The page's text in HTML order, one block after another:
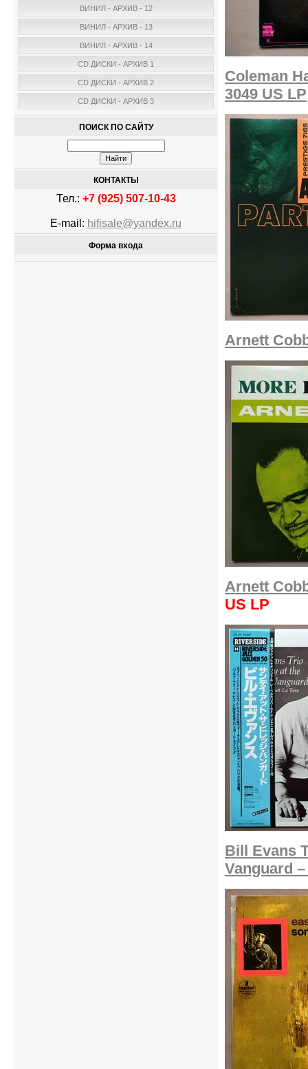
ВИНИЛ - АРХИВ - 12
ВИНИЛ - АРХИВ - 13
ВИНИЛ - АРХИВ - 14
CD ДИСКИ - АРХИВ 1
CD ДИСКИ - АРХИВ 2
CD ДИСКИ - АРХИВ 3
ПОИСК ПО САЙТУ
КОНТАКТЫ
Тел.: +7 (925) 507-10-43
E-mail: hifisale@yandex.ru
Форма входа
Coleman
3049 US LP
Arnett
Arnett
US LP
Bill Evans
Vanguard